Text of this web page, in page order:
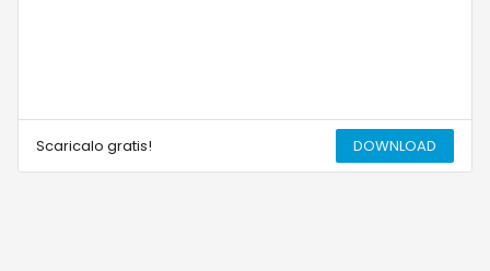
Scaricalo gratis! DOWNLOAD